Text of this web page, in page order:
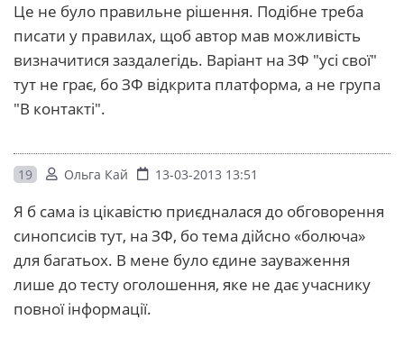
Це не було правильне рішення. Подібне треба
писати у правилах, щоб автор мав можливість
визначитися заздалегідь. Варіант на ЗФ "усі свої"
тут не грає, бо ЗФ відкрита платформа, а не група
"В контакті".
19 Ольга Кай 13-03-2013 13:51
Я б сама із цікавістю приєдналася до обговорення
синопсисів тут, на ЗФ, бо тема дійсно «болюча»
для багатьох. В мене було єдине зауваження
лише до тесту оголошення, яке не дає учаснику
повної інформації.